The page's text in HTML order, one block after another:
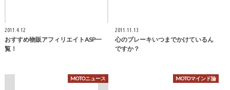
2011.4.12
おすすめ物販アフィリエイトASP一
覧！
2011.11.13
心のブレーキいつまでかけているん
ですか？
MOTOニュース MOTOマインド論